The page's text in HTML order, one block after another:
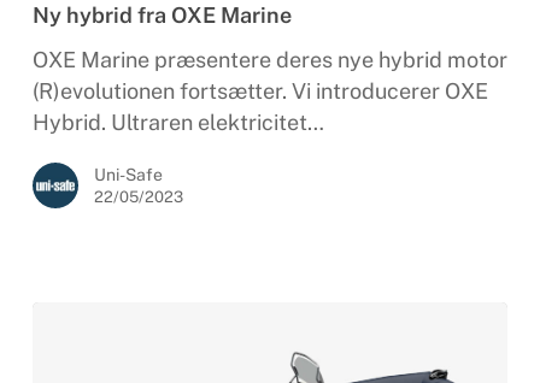
OXE
Marine
Ny hybrid fra OXE Marine
OXE Marine præsentere deres nye hybrid motor
(R)evolutionen fortsætter. Vi introducerer OXE
Hybrid. Ultraren elektricitet…
Uni-Safe
22/05/2023